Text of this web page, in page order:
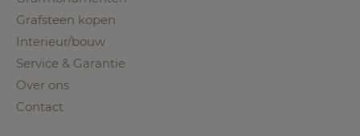
Grafsteen kopen
Interieur/bouw
Service & Garantie
Over ons
Contact